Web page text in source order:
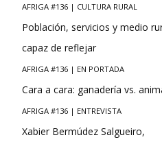
AFRIGA #136 | CULTURA RURAL
Población, servicios y medio
capaz de reflejar
AFRIGA #136 | EN PORTADA
Cara a cara: ganadería vs.
AFRIGA #136 | ENTREVISTA
Xabier Bermúdez Salgueiro,